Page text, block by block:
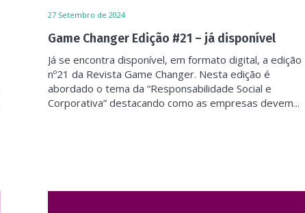
27 Setembro de 2024
Game Changer Edição #21 – já disponível
Já se encontra disponível, em formato digital, a edição
nº21 da Revista Game Changer. Nesta edição é
abordado o tema da “Responsabilidade Social e
Corporativa” destacando como as empresas devem...